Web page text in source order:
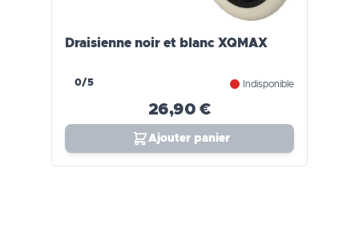
Draisienne noir et blanc XQMAX
0/5 Indisponible
26,90 €
Ajouter panier